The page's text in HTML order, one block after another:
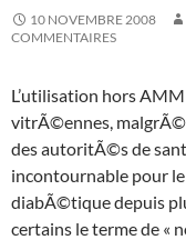
10 NOVEMBRE 2008
COMMENTAIRES
L’utilisation hors
vitrÃ©ennes,
des autoritÃ©s de
incontournable pour le
diabÃ©tique depuis
certains le terme de «